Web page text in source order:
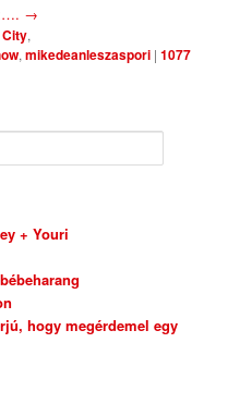
→
City,
,mikedeanleszaspori |1077
+ Youri
hogy megérdemel egy